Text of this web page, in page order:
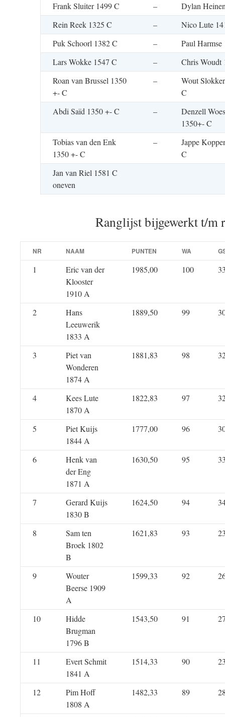
Frank Sluiter 1499 C –
Dylan
Rein Reek 1325 C
–
Nico Lute
Puk Schoorl 1382 C
–
Paul Harmse
Lars Wokke 1547 C
–
Chris Woudt
Roan van Brussel 1350
+- C
–
Wout
C
Abdi Saïd 1350 +- C
–
Denzell
1350+- C
Tobias van den Enk
1350 +- C
–
Jappe
C
Jan van Riel 1581 C
oneven
Ranglijst bijgewerkt t/m
NR NAAM PUNTEN WA
1
Eric van der
Klooster
1910 A
1985,00 100
2
Hans
Leeuwerik
1833 A
1889,50 99
3
Piet van
Wonderen
1874 A
1881,83 98
4
Kees Lute
1870 A
1822,83 97
5
Piet Kuijs
1844 A
1777,00 96
6
Henk van
der Eng
1871 A
1630,50 95
7
Gerard Kuijs
1830 B
1624,50 94
8
Sam ten
Broek 1802
B
1621,83 93
9
Wouter
Beerse 1909
A
1599,33 92
10
Hidde
Brugman
1796 B
1543,50 91
11
Evert Schmit
1841 A
1514,33 90
12
Pim Hoff
1808 A
1482,33 89